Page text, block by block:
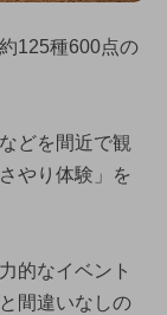
125種600点の
どを間近で観
やり体験」を
的なイベント
間違いなしの